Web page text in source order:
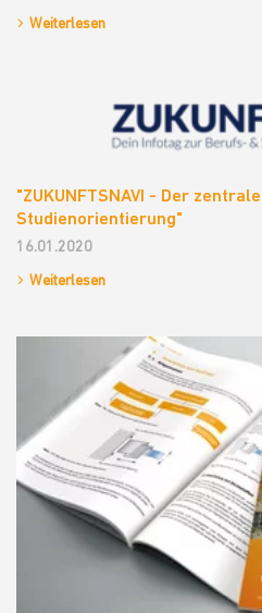
Weiterlesen
"ZUKUNFTSNAVI - Der
Studienorientierung"
16.01.2020
Weiterlesen